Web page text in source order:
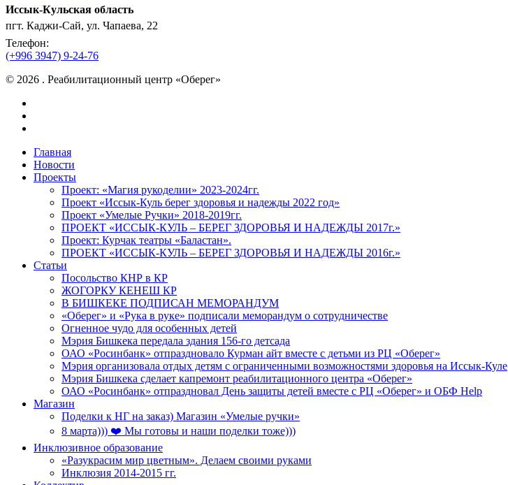
Иссык-Кульская область
пгт. Каджи-Сай, ул. Чапаева, 22
Телефон:
(+996 3947) 9-24-76
© 2026 . Реабилитационный центр «Оберег»
Close
Menu
Главная
Новости
Проекты
Проект: «Магия рукоделии» 2023-2024гг.
Проект «Иссык-Куль берег здоровья и надежды 2022 год»
Проект «Умелые Ручки» 2018-2019гг.
ПРОЕКТ «ИССЫК-КУЛЬ – БЕРЕГ ЗДОРОВЬЯ И НАДЕЖДЫ 2017г.»
Проект: Курчак театры «Баластан».
ПРОЕКТ «ИССЫК-КУЛЬ – БЕРЕГ ЗДОРОВЬЯ И НАДЕЖДЫ 2016г.»
Статьи
Посольство КНР в КР
ЖОГОРКУ КЕНЕШ КР
В БИШКЕКЕ ПОДПИСАН МЕМОРАНДУМ
«Оберег» и «Рука в руке» подписали меморандум о сотрудничестве
Огненное чудо для особенных детей
Мэрия Бишкека передала здания 156-го детсада
ОАО «Росинбанк» отпраздновало Курман айт вместе с детьми из РЦ «Оберег»
Мэрия организовала отдых детям с ограниченными возможностями здоровья на Иссык-Куле
Мэрия Бишкека сделает капремонт реабилитационного центра «Оберег»
ОАО «Росинбанк» отпраздновал День защиты детей вместе с РЦ «Оберег» и ОБФ Help
Магазин
Поделки к НГ на заказ) Магазин «Умелые ручки»
8 марта))) ❤️ Мы готовы и наши поделки тоже)))
Инклюзивное образование
«Разукрасим мир цветным». Делаем своими руками
Инклюзия 2014-2015 гг.